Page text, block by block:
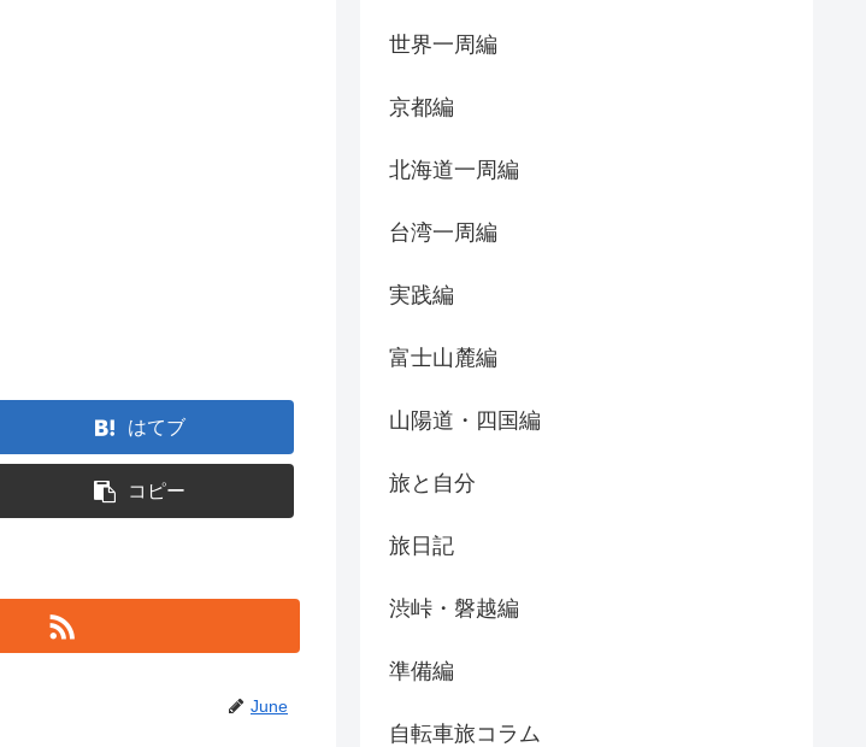
はてブ
コピー
June
世界一周編
京都編
北海道一周編
台湾一周編
実践編
富士山麓編
山陽道・四国編
旅と自分
旅日記
渋峠・磐越編
準備編
自転車旅コラム